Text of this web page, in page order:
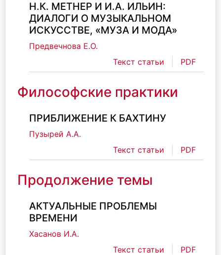
Н.К. МЕТНЕР И И.А. ИЛЬИН:
ДИАЛОГИ О МУЗЫКАЛЬНОМ
ИСКУССТВЕ, «МУЗА И МОДА»
Предвечнова Е.О.
Текст статьи
PDF
Философские практики
ПРИБЛИЖЕНИЕ К БАХТИНУ
Пузырей А.А.
Текст статьи
PDF
Продолжение темы
АКТУАЛЬНЫЕ ПРОБЛЕМЫ
ВРЕМЕНИ
Хасанов И.А.
Текст статьи
PDF